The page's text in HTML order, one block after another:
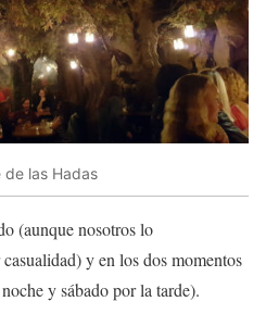
de las Hadas
(aunque nosotros lo
y en los dos momentos
y sábado por la tarde).